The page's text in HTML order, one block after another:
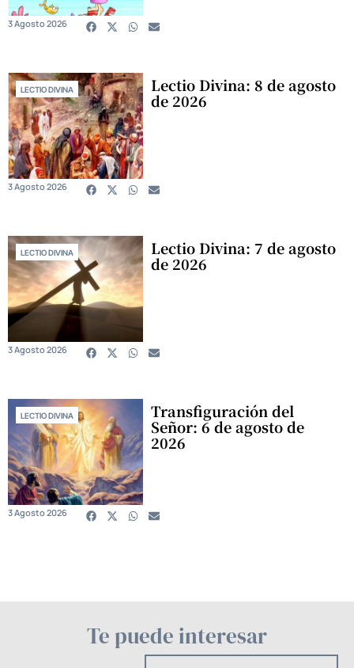
3 Agosto 2026
LECTIO DIVINA Lectio Divina: 8 de agosto
de 2026
3 Agosto 2026
LECTIO DIVINA Lectio Divina: 7 de agosto
de 2026
3 Agosto 2026
LECTIO DIVINA Transfiguración del
Señor: 6 de agosto de
2026
3 Agosto 2026
Te puede interesar